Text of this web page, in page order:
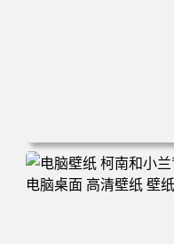
电脑壁纸 动漫 兔子朱迪
林 蓝天 4k壁纸 电脑桌面